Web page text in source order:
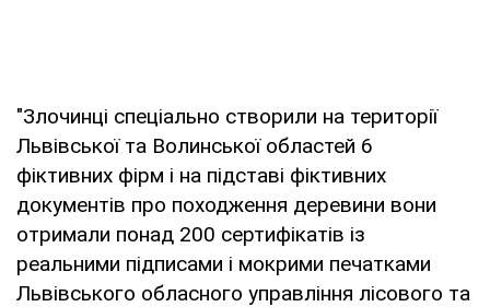
"Злочинці спеціально створили на території
Львівської та Волинської областей 6
фіктивних фірм і на підставі фіктивних
документів про походження деревини вони
отримали понад 200 сертифікатів із
реальними підписами і мокрими печатками
Львівського обласного управління лісового та